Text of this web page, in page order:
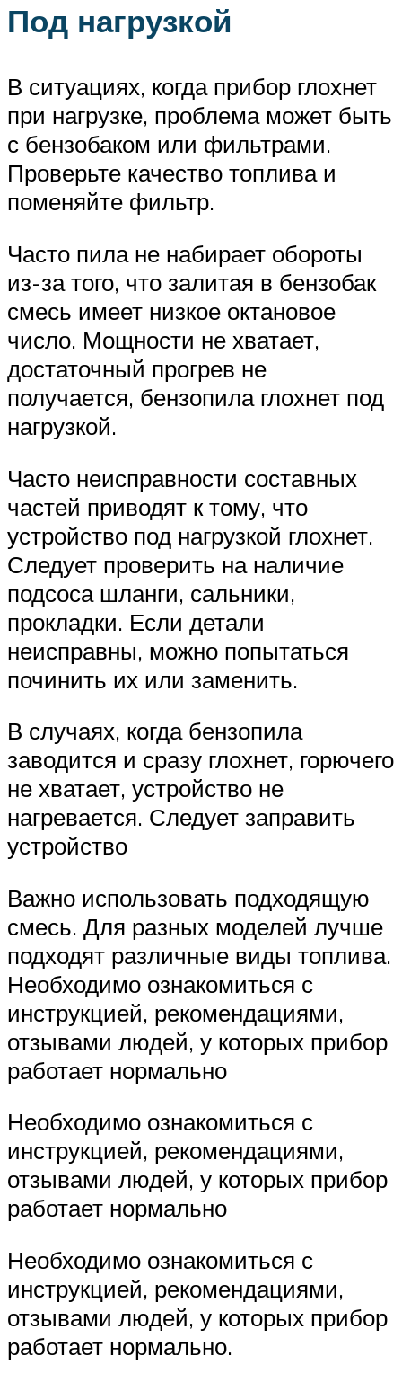
Под нагрузкой
В ситуациях, когда прибор глохнет
при нагрузке, проблема может быть
с бензобаком или фильтрами.
Проверьте качество топлива и
поменяйте фильтр.
Часто пила не набирает обороты
из-за того, что залитая в бензобак
смесь имеет низкое октановое
число. Мощности не хватает,
достаточный прогрев не
получается, бензопила глохнет под
нагрузкой.
Часто неисправности составных
частей приводят к тому, что
устройство под нагрузкой глохнет.
Следует проверить на наличие
подсоса шланги, сальники,
прокладки. Если детали
неисправны, можно попытаться
починить их или заменить.
В случаях, когда бензопила
заводится и сразу глохнет, горючего
не хватает, устройство не
нагревается. Следует заправить
устройство
Важно использовать подходящую
смесь. Для разных моделей лучше
подходят различные виды топлива.
Необходимо ознакомиться с
инструкцией, рекомендациями,
отзывами людей, у которых прибор
работает нормально
Необходимо ознакомиться с
инструкцией, рекомендациями,
отзывами людей, у которых прибор
работает нормально
Необходимо ознакомиться с
инструкцией, рекомендациями,
отзывами людей, у которых прибор
работает нормально.